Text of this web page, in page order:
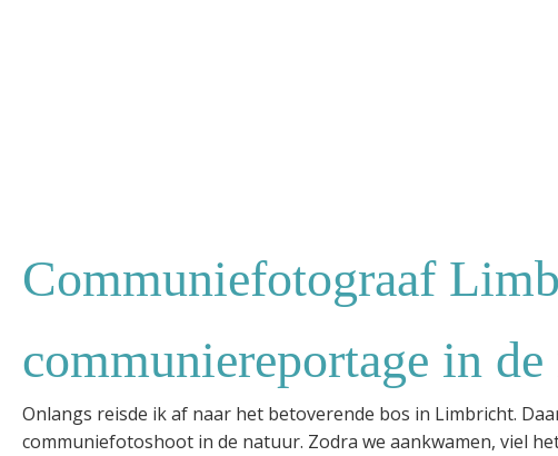
Communiefotograaf
communiereportage in
Onlangs reisde ik af naar het betoverende bos in Limbricht.
communiefotoshoot in de natuur. Zodra we aankwamen, viel